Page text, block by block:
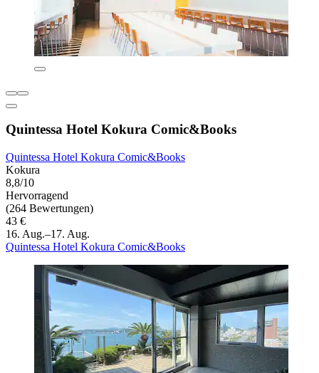
Quintessa Hotel Kokura Comic&Books
Quintessa Hotel Kokura Comic&Books
Kokura
8,8/10
Hervorragend
(264 Bewertungen)
43 €
16. Aug.–17. Aug.
Quintessa Hotel Kokura Comic&Books